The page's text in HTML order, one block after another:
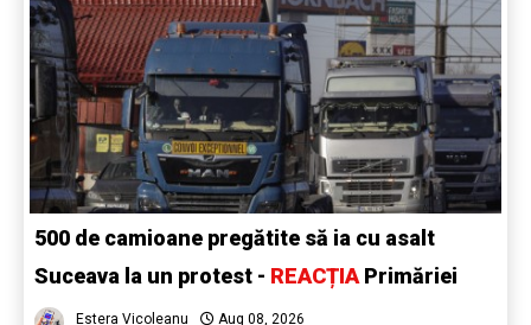
500 de camioane pregătite să ia cu asalt
Suceava la un protest - REACȚIA Primăriei
Estera Vicoleanu Aug 08, 2026